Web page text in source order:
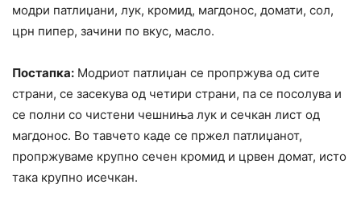
модри патлиџани, лук, кромид, магдонос, домати, сол,
црн пипер, зачини по вкус, масло.
Постапка: Модриот патлиџан се пропржува од сите
страни, се засекува од четири страни, па се посолува и
се полни со чистени чешниња лук и сечкан лист од
магдонос. Во тавчето каде се пржел патлиџанот,
пропржуваме крупно сечен кромид и црвен домат, исто
така крупно исечкан.